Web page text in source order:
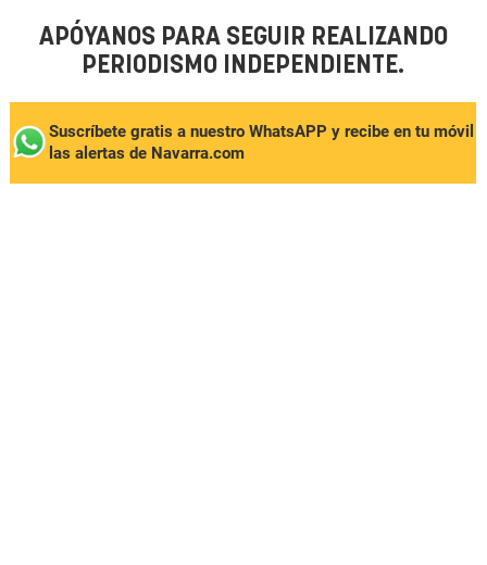
APÓYANOS PARA SEGUIR REALIZANDO
PERIODISMO INDEPENDIENTE.
Suscríbete gratis a nuestro WhatsAPP y recibe en tu móvil
las alertas de Navarra.com